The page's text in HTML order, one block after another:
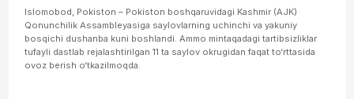
Islomobod, Pokiston – Pokiston boshqaruvidagi Kashmir (AJK)
Qonunchilik Assambleyasiga saylovlarning uchinchi va yakuniy
bosqichi dushanba kuni boshlandi. Ammo mintaqadagi tartibsizliklar
tufayli dastlab rejalashtirilgan 11 ta saylov okrugidan faqat to‘rttasida
ovoz berish o‘tkazilmoqda.